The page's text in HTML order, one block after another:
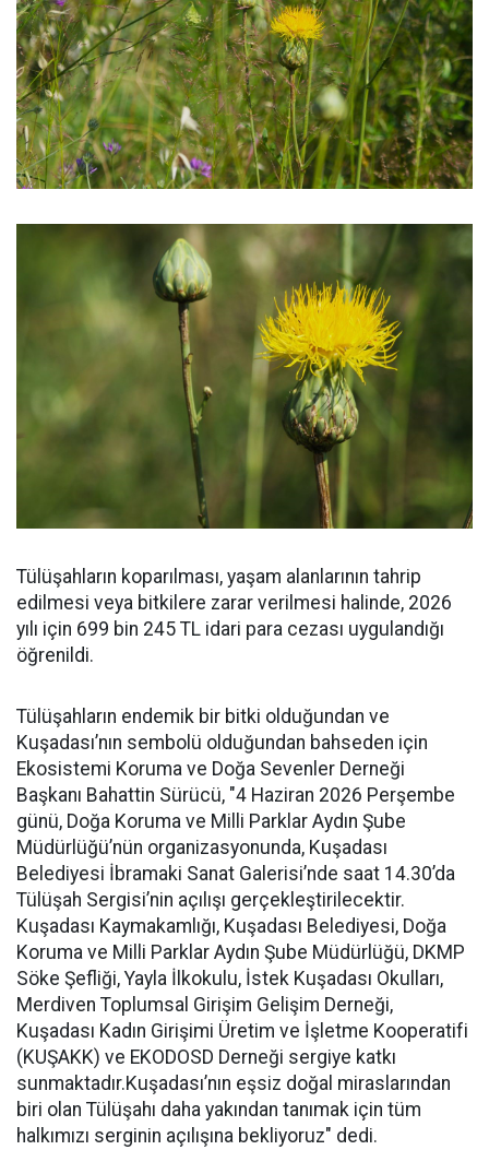
Tülüşahların koparılması, yaşam alanlarının tahrip
edilmesi veya bitkilere zarar verilmesi halinde, 2026
yılı için 699 bin 245 TL idari para cezası uygulandığı
öğrenildi.
Tülüşahların endemik bir bitki olduğundan ve
Kuşadası’nın sembolü olduğundan bahseden için
Ekosistemi Koruma ve Doğa Sevenler Derneği
Başkanı Bahattin Sürücü, "4 Haziran 2026 Perşembe
günü, Doğa Koruma ve Milli Parklar Aydın Şube
Müdürlüğü’nün organizasyonunda, Kuşadası
Belediyesi İbramaki Sanat Galerisi’nde saat 14.30’da
Tülüşah Sergisi’nin açılışı gerçekleştirilecektir.
Kuşadası Kaymakamlığı, Kuşadası Belediyesi, Doğa
Koruma ve Milli Parklar Aydın Şube Müdürlüğü, DKMP
Söke Şefliği, Yayla İlkokulu, İstek Kuşadası Okulları,
Merdiven Toplumsal Girişim Gelişim Derneği,
Kuşadası Kadın Girişimi Üretim ve İşletme Kooperatifi
(KUŞAKK) ve EKODOSD Derneği sergiye katkı
sunmaktadır.Kuşadası’nın eşsiz doğal miraslarından
biri olan Tülüşahı daha yakından tanımak için tüm
halkımızı serginin açılışına bekliyoruz" dedi.